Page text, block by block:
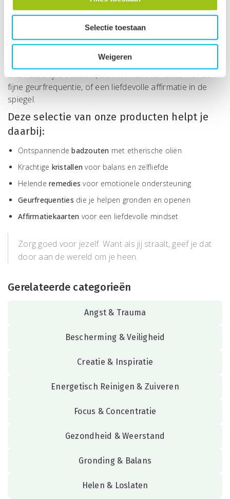
Selectie toestaan
Weigeren
jou. Eigenliefde betekent jezelf accepteren zoals je bent –
met alles erop en eraan. Het is de basis voor een leven
vol energie, verbinding en innerlijke rust. Selfcare is geen
luxe, maar een bewuste keuze. Tijd nemen voor jezelf,
ontspannen, en opladen. Denk aan een warm bad met
ons natuurlijke badzout, een moment van stilte met een
fijne geurfrequentie, of een liefdevolle affirmatie in de
spiegel.
Deze selectie van onze producten helpt je
daarbij:
Ontspannendebadzouten met etherische oliën
Krachtige kristallen voor balans en zelfliefde
Helende remedies voor emotionele ondersteuning
Geurfrequenties die je helpen gronden en openen
Affirmatiekaarten voor een liefdevolle mindset
Zorg goed voor jezelf. Want als jij straalt, geef je dat
door aan de wereld om je heen.
Gerelateerde categorieën
Angst & Trauma
Bescherming & Veiligheid
Creatie & Inspiratie
Energetisch Reinigen & Zuiveren
Focus & Concentratie
Gezondheid & Weerstand
Gronding & Balans
Helen & Loslaten